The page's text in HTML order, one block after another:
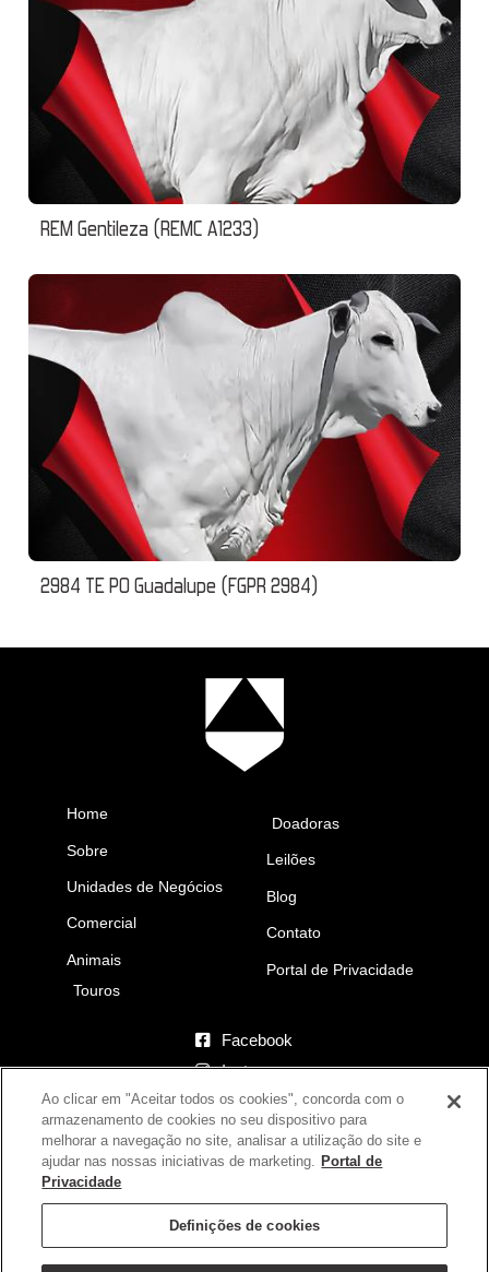
REM Gentileza (REMC A1233)
2984 TE PO Guadalupe (FGPR 2984)
Home
Sobre
Unidades de Negócios
Comercial
Animais
Touros
Doadoras
Leilões
Blog
Contato
Portal de Privacidade
Facebook
Instagram
YouTube
Fazenda Eldorado
(17) 9.9791-2828
Ao clicar em "Aceitar todos os cookies", concorda com o
armazenamento de cookies no seu dispositivo para
melhorar a navegação no site, analisar a utilização do site e
ajudar nas nossas iniciativas de marketing.
Portal de
Privacidade
Definições de cookies